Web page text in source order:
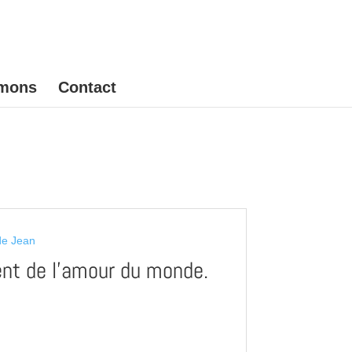
Contact
Jean
de l’amour du monde.